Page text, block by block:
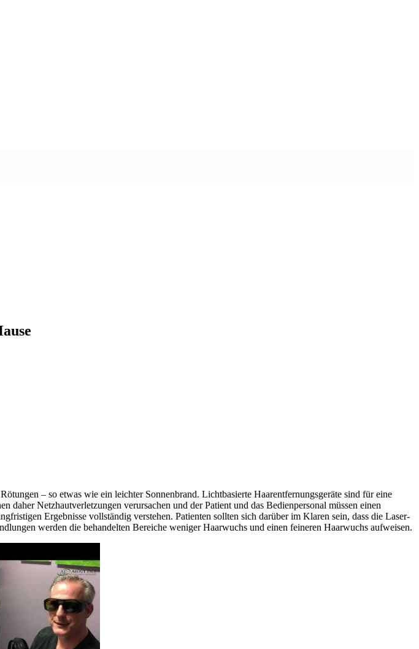
– so etwas wie ein leichter Sonnenbrand. Lichtbasierte Haarentfernungsgeräte sind für eine
Netzhautverletzungen verursachen und der Patient und das Bedienpersonal müssen einen
Ergebnisse vollständig verstehen. Patienten sollten sich darüber im Klaren sein, dass die Laser-
werden die behandelten Bereiche weniger Haarwuchs und einen feineren Haarwuchs aufweisen.